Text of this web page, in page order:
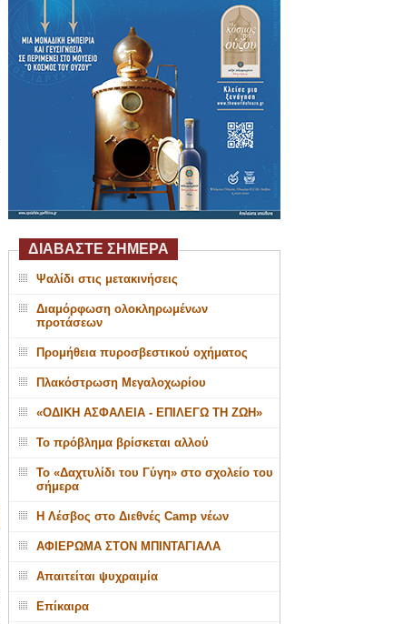
ΔΙΑΒΑΣΤΕ ΣΗΜΕΡΑ
Ψαλίδι στις μετακινήσεις
Διαμόρφωση ολοκληρωμένων
προτάσεων
Προμήθεια πυροσβεστικού οχήματος
Πλακόστρωση Μεγαλοχωρίου
«ΟΔΙΚΗ ΑΣΦΑΛΕΙΑ - ΕΠΙΛΕΓΩ ΤΗ ΖΩΗ»
Το πρόβλημα βρίσκεται αλλού
Το «Δαχτυλίδι του Γύγη» στο σχολείο του
σήμερα
Η Λέσβος στο Διεθνές Camp νέων
ΑΦΙΕΡΩΜΑ ΣΤΟΝ ΜΠΙΝΤΑΓΙΑΛΑ
Απαιτείται ψυχραιμία
Επίκαιρα